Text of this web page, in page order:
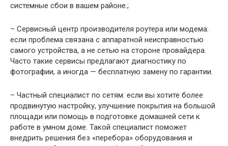
системные сбои в вашем районе.;
– Сервисный центр производителя роутера или модема:
если проблема связана с аппаратной неисправностью
самого устройства, а не сетью на стороне провайдера.
Часто такие сервисы предлагают диагностику по
фотографии, а иногда — бесплатную замену по гарантии.
– Частный специалист по сетям: если вы хотите более
продвинутую настройку, улучшение покрытия на большой
площади или помощь в подготовке домашней сети к
работе в умном доме. Такой специалист поможет
внедрить решения без «перебора» оборудования и